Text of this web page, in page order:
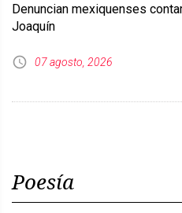
Denuncian mexiquenses
Joaquín
07 agosto, 2026
Poesía